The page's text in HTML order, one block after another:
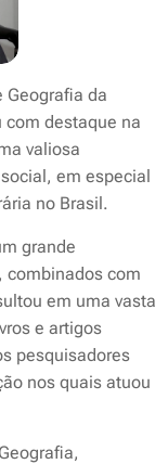
Geografia da
com destaque na
valiosa
em especial
no Brasil.
grande
com
em uma vasta
e artigos
pesquisadores
nos quais atuou